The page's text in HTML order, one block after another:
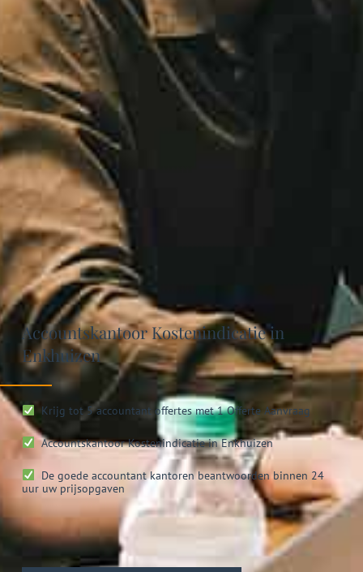
Accountskantoor Kostenindicatie in
Enkhuizen
Krijg tot 5 accountant offertes met 1 Offerte Aanvraag
AccountskantoorKostenindicatie in Enkhuizen
De goede accountant kantoren beantwoorden binnen 24
uur uw prijsopgaven